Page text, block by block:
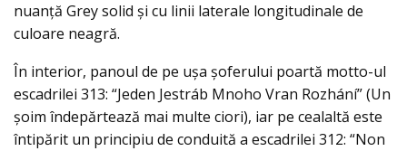
nuanţă Grey solid şi cu linii laterale longitudinale de
culoare neagră.
În interior, panoul de pe uşa șoferului poartă motto-ul
escadrilei 313: “Jeden Jestráb Mnoho Vran Rozhání” (Un
şoim îndepărtează mai multe ciori), iar pe cealaltă este
întipărit un principiu de conduită a escadrilei 312: “Non